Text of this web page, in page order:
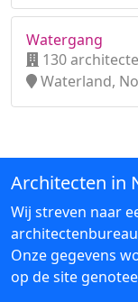
Watergang
130
Waterland,
Architecten in
Wij streven naar
Onze gegevens
op de site